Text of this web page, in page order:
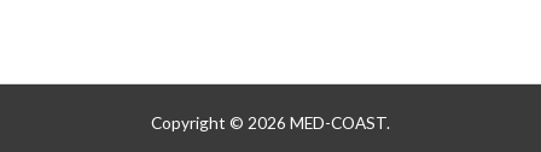
Copyright © 2026 MED-COAST.